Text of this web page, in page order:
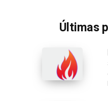
Últimas